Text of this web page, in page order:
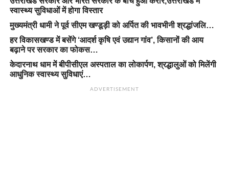
स्वास्थ्य सुविधाओं में होगा विस्तार
मुख्यमंत्री धामी ने पूर्व सीएम खण्डूड़ी को अर्पित की भावभीनी श्रद्धांजलि…
हर विकासखण्ड में बसेंगे ‘आदर्श कृषि एवं उद्यान गांव’, किसानों की आय
बढ़ाने पर सरकार का फोकस…
केदारनाथ धाम में बीपीसीएल अस्पताल का लोकार्पण, श्रद्धालुओं को मिलेंगी
आधुनिक स्वास्थ्य सुविधाएं…
ADVERTISEMENT